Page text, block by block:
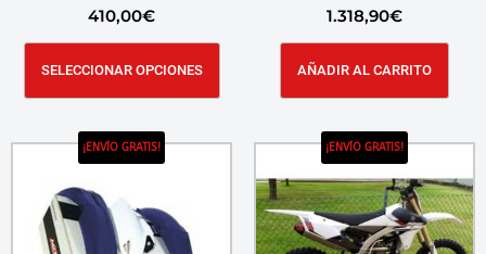
410,00€
SELECCIONAR OPCIONES
1.318,90€
AÑADIR AL CARRITO
¡ENVÍO GRATIS! ¡ENVÍO GRATIS!